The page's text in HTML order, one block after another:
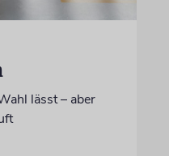
lässt – aber